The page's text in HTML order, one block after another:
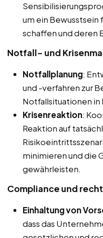
um ein Bewusstsein
schaffen und deren
Notfall- und
Notfallplanung:
und -verfahren zur
Notfallsituationen in
Krisenreaktion:
Reaktion auf
minimieren und die
gewährleisten.
Compliance und
Einhaltung von
dass das